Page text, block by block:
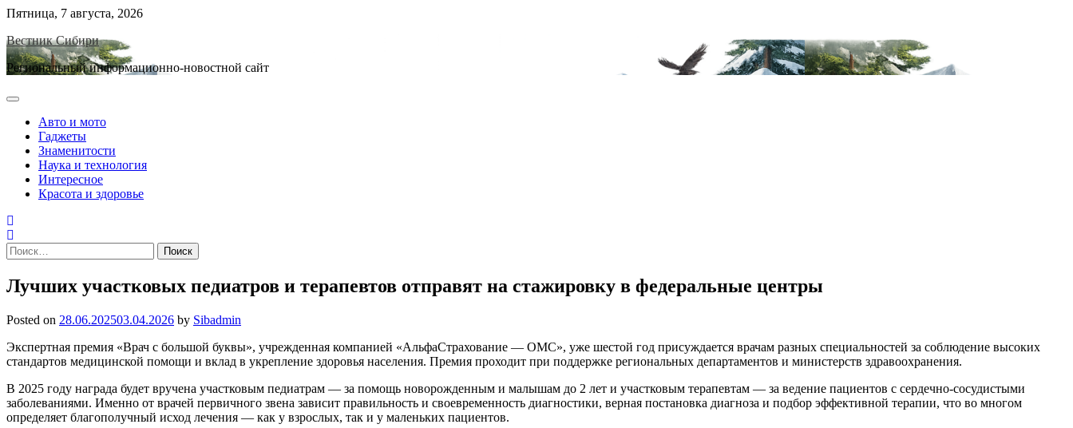
Skip
content
Пятница, 7 августа, 2026
Вестник Сибири
Региональный информационно-новостной сайт
Авто и мото
Гаджеты
Знаменитости
Наука и технология
Интересное
Красота и здоровье
Найти:
Лучших участковых педиатров и терапевтов отправят на стажировку в федеральные центры
Posted on 28.06.202503.04.2026 by Sibadmin
Экспертная премия «Врач с большой буквы», учрежденная компанией «АльфаСтрахование — ОМС», уже шестой год присуждается врачам разных специальностей за соблюдение высоких
стандартов медицинской помощи и вклад в укрепление здоровья населения. Премия проходит при поддержке региональных департаментов и министерств здравоохранения.
В 2025 году награда будет вручена участковым педиатрам — за помощь новорожденным и малышам до 2 лет и участковым терапевтам — за ведение пациентов с сердечно-сосудистыми
заболеваниями. Именно от врачей первичного звена зависит правильность и своевременность диагностики, верная постановка диагноза и подбор эффективной терапии, что во многом
определяет благополучный исход лечения — как у взрослых, так и у маленьких пациентов.